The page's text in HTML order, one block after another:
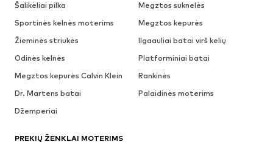
Šalikėliai pilka
Megztos suknelės
Sportinės kelnės moterims
Megztos kepurės
Žieminės striukės
Ilgaauliai batai virš kelių
Odinės kelnės
Platforminiai batai
Megztos kepurės Calvin Klein
Rankinės
Dr. Martens batai
Palaidinės moterims
Džemperiai
PREKIŲ ŽENKLAI MOTERIMS